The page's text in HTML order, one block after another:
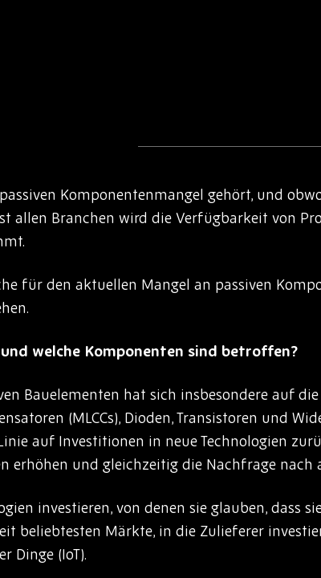
Komponentenmangel gehört, und
allen Branchen wird die Verfügbarkeit von
für den aktuellen Mangel an passiven
welche Komponenten sind betroffen?
Bauelementen hat sich insbesondere auf
(MLCCs), Dioden, Transistoren und
auf Investitionen in neue Technologien
erhöhen und gleichzeitig die Nachfrage nach
investieren, von denen sie glauben, dass
beliebtesten Märkte, in die Zulieferer
Dinge (IoT).